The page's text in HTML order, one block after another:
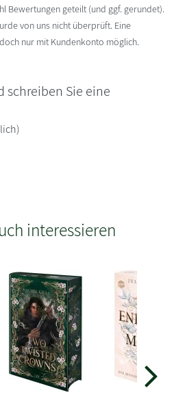
Bewertungen geteilt (und ggf. gerundet).
von uns nicht überprüft. Eine
nur mit Kundenkonto möglich.
schreiben Sie eine
interessieren